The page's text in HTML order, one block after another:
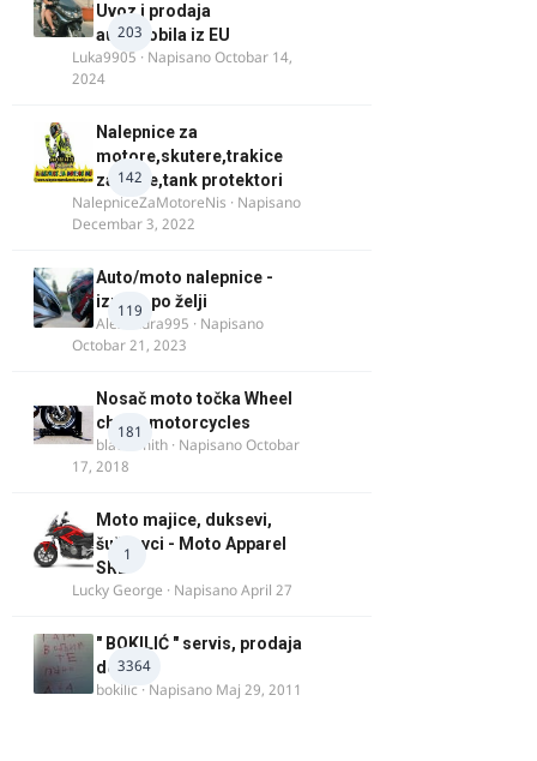
203
Uvoz i prodaja
automobila iz EU
Luka9905 · NapisanoOctobar 14,
2024
142
Nalepnice za
motore,skutere,trakice
za felne,tank protektori
NalepniceZaMotoreNis · Napisano
Decembar 3, 2022
119
Auto/moto nalepnice -
izrada po želji
Alexandra995 · Napisano
Octobar 21, 2023
181
Nosač moto točka Wheel
chock motorcycles
blacksmith · NapisanoOctobar
17, 2018
1
Moto majice, duksevi,
šuškavci - Moto Apparel
SRB
Lucky George · NapisanoApril 27
3364
" BOKILIĆ " servis, prodaja
delova
bokilic · Napisano Maj 29, 2011